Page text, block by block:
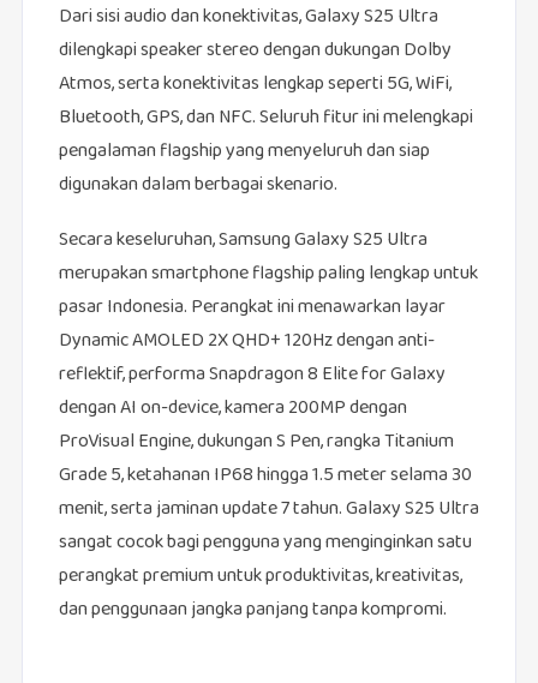
Dari sisi audio dan konektivitas, Galaxy S25 Ultra
dilengkapi speaker stereo dengan dukungan Dolby
Atmos, serta konektivitas lengkap seperti 5G, WiFi,
Bluetooth, GPS, dan NFC. Seluruh fitur ini melengkapi
pengalaman flagship yang menyeluruh dan siap
digunakan dalam berbagai skenario.
Secara keseluruhan, Samsung Galaxy S25 Ultra
merupakan smartphone flagship paling lengkap untuk
pasar Indonesia. Perangkat ini menawarkan layar
Dynamic AMOLED 2X QHD+ 120Hz dengan anti-
reflektif, performa Snapdragon 8 Elite for Galaxy
dengan AI on-device, kamera 200MP dengan
ProVisual Engine, dukungan S Pen, rangka Titanium
Grade 5, ketahanan IP68 hingga 1.5 meter selama 30
menit, serta jaminan update 7 tahun. Galaxy S25 Ultra
sangat cocok bagi pengguna yang menginginkan satu
perangkat premium untuk produktivitas, kreativitas,
dan penggunaan jangka panjang tanpa kompromi.